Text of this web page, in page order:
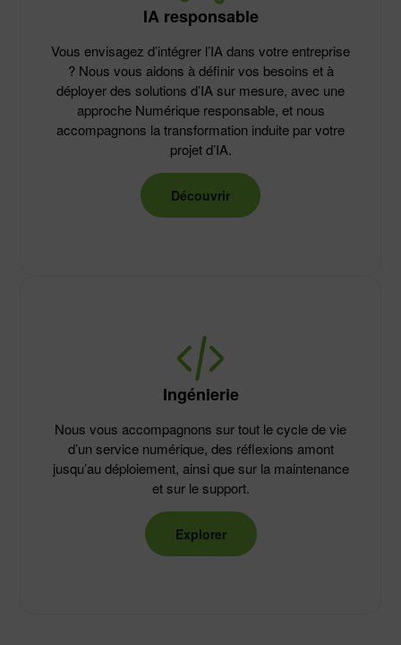
IA responsable
Vous envisagez d’intégrer l’IA dans votre entreprise
? Nous vous aidons à définir vos besoins et à
déployer des solutions d’IA sur mesure, avec une
approche Numérique responsable, et nous
accompagnons la transformation induite par votre
projet d’IA.
Découvrir
Ingénierie
Nous vous accompagnons sur tout le cycle de vie
d’un service numérique, des réflexions amont
jusqu’au déploiement, ainsi que sur la maintenance
et sur le support.
Explorer